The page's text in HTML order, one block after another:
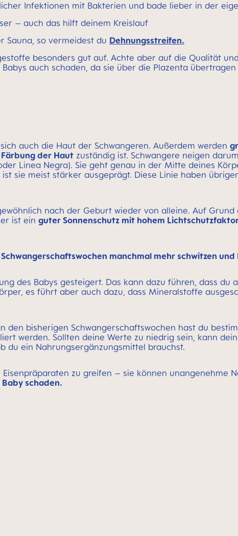
Infektionen mit Bakterien und bade lieber in der
– auch das hilft deinem Kreislauf
Sauna, so vermeidest du Dehnungsstreifen.
besonders gut auf. Achte aber auf die Qualität
auch schaden, da sie über die Plazenta übertragen
auch die Haut der Schwangeren. Außerdem werden
Färbung der Haut zuständig ist. Schwangere neigen
Linea Negra). Sie geht genau in der Mitte deines
sie meist stärker ausgeprägt. Diese Linie haben
nach der Geburt wieder von alleine. Auf
ist ein guter Sonnenschutz mit hohem
manchmal mehr schwitzen und
des Babys gesteigert. Das kann dazu führen, dass du
es führt aber auch dazu, dass Mineralstoffe
den bisherigen Schwangerschaftswochen hast du
werden. Sollten deine Werte zu niedrig sein, kann
du ein Nahrungsergänzungsmittel brauchst.
zu greifen – sie können unangenehme
schaden.